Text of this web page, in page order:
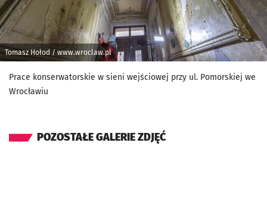
Tomasz Hołod / www.wroclaw.pl
Prace konserwatorskie w sieni wejściowej przy ul. Pomorskiej we
Wrocławiu
POZOSTAŁE GALERIE ZDJĘĆ